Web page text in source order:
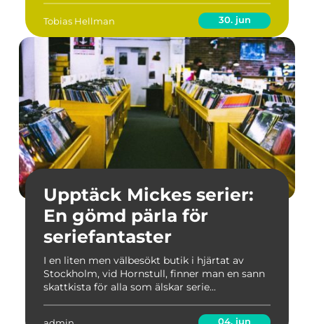
Tobias Hellman 30. jun
Upptäck Mickes serier:
En gömd pärla för
seriefantaster
I en liten men välbesökt butik i hjärtat av
Stockholm, vid Hornstull, finner man en sann
skattkista för alla som älskar serie...
04. jun